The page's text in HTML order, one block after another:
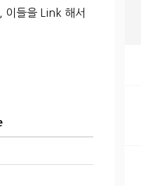
들을 Link 해서